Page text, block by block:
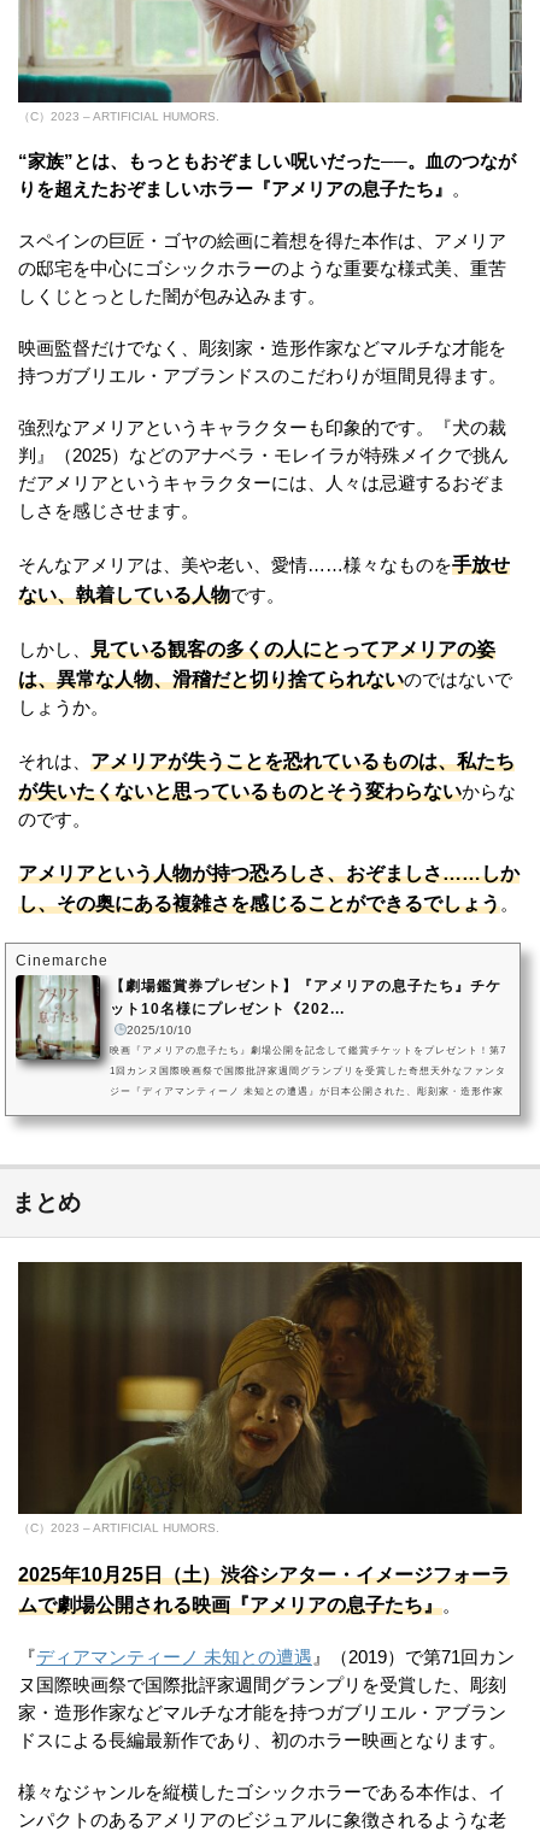
（C）2023 – ARTIFICIAL HUMORS.
“家族”とは、もっともおぞましい呪いだった──。血のつなが
りを超えたおぞましいホラー『アメリアの息子たち』
。
スペインの巨匠・ゴヤの絵画に着想を得た本作は、アメリア
の邸宅を中心にゴシックホラーのような重要な様式美、重苦
しくじとっとした闇が包み込みます。
映画監督だけでなく、彫刻家・造形作家などマルチな才能を
持つガブリエル・アブランドスのこだわりが垣間見得ます。
強烈なアメリアというキャラクターも印象的です。『犬の裁
判』（2025）などのアナベラ・モレイラが特殊メイクで挑ん
だアメリアというキャラクターには、人々は忌避するおぞま
しさを感じさせます。
そんなアメリアは、美や老い、愛情……様々なものを手放せ
ない、執着している人物です。
しかし、 見ている観客の多くの人にとってアメリアの姿
は、異常な人物、滑稽だと切り捨てられないのではないで
しょうか。
それは、 アメリアが失うことを恐れているものは、私たち
が失いたくないと思っているものとそう変わらないからな
のです。
アメリアという人物が持つ恐ろしさ、おぞましさ……しか
し、その奥にある複雑さを感じることができるでしょう。
Cinemarche
【劇場鑑賞券プレゼント】『アメリアの息子たち』チケ
ット10名様にプレゼント《202...
2025/10/10
映画『アメリアの息子たち』劇場公開を記念して鑑賞チケットをプレゼント！第7
1回カンヌ国際映画祭で国際批評家週間グランプリを受賞した奇想天外なファンタ
ジー『ディアマンティーノ 未知との遭遇』が日本公開された、彫刻家・造形作家
まとめ
（C）2023 – ARTIFICIAL HUMORS.
2025年10月25日（土）渋谷シアター・イメージフォーラ
ムで劇場公開される映画『アメリアの息子たち』。
『ディアマンティーノ 未知との遭遇 』（2019）で第71回カン
ヌ国際映画祭で国際批評家週間グランプリを受賞した、彫刻
家・造形作家などマルチな才能を持つガブリエル・アブラン
ドスによる長編最新作であり、初のホラー映画となります。
様々なジャンルを縦横したゴシックホラーである本作は、イ
ンパクトのあるアメリアのビジュアルに象徴されるような老